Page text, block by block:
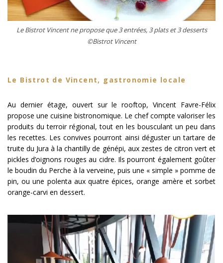
Le Bistrot Vincent ne propose que 3 entrées, 3 plats et 3 desserts
©Bistrot Vincent
Le Bistrot de Vincent, gastronomie locale
Au dernier étage, ouvert sur le rooftop, Vincent Favre-Félix
propose une cuisine bistronomique. Le chef compte valoriser les
produits du terroir régional, tout en les bousculant un peu dans
les recettes. Les convives pourront ainsi déguster un tartare de
truite du Jura à la chantilly de génépi, aux zestes de citron vert et
pickles d’oignons rouges au cidre. Ils pourront également goûter
le boudin du Perche à la verveine, puis une « simple » pomme de
pin, ou une polenta aux quatre épices, orange amère et sorbet
orange-carvi en dessert.